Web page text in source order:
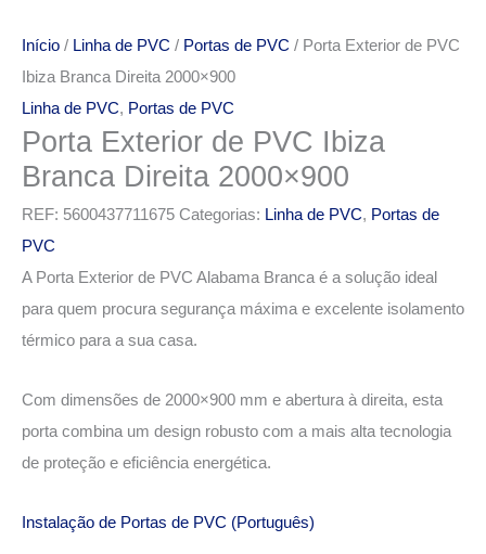
Início / Linha de PVC / Portas de PVC / Porta Exterior de PVC
Ibiza Branca Direita 2000×900
Linha de PVC, Portas de PVC
Porta Exterior de PVC Ibiza
Branca Direita 2000×900
REF: 5600437711675 Categorias: Linha de PVC, Portas de
PVC
A Porta Exterior de PVC Alabama Branca é a solução ideal
para quem procura segurança máxima e excelente isolamento
térmico para a sua casa.
Com dimensões de 2000×900 mm e abertura à direita, esta
porta combina um design robusto com a mais alta tecnologia
de proteção e eficiência energética.
Instalação de Portas de PVC (Português)